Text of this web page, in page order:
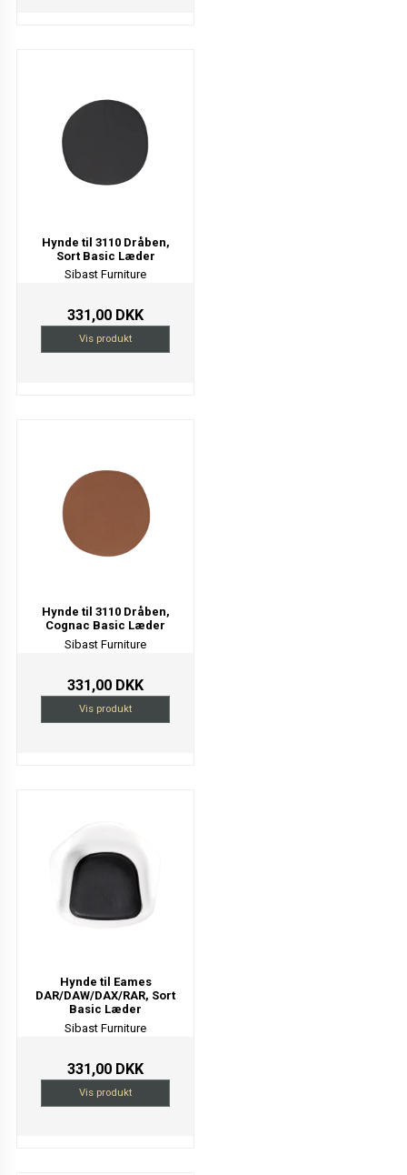
Hynde til 3110 Dråben,
Sort Basic Læder
Sibast Furniture
331,00 DKK
Vis produkt
Hynde til 3110 Dråben,
Cognac Basic Læder
Sibast Furniture
331,00 DKK
Vis produkt
Hynde til Eames
DAR/DAW/DAX/RAR, Sort
Basic Læder
Sibast Furniture
331,00 DKK
Vis produkt